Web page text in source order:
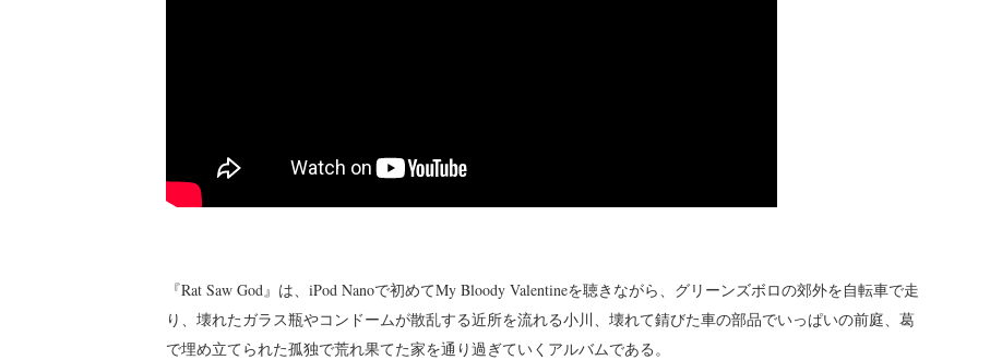
『Rat Saw God』は、iPod Nanoで初めてMy Bloody Valentineを聴きながら、グリーンズボロの郊外を自転車で走
り、壊れたガラス瓶やコンドームが散乱する近所を流れる小川、壊れて錆びた車の部品でいっぱいの前庭、葛
で埋め立てられた孤独で荒れ果てた家を通り過ぎていくアルバムである。